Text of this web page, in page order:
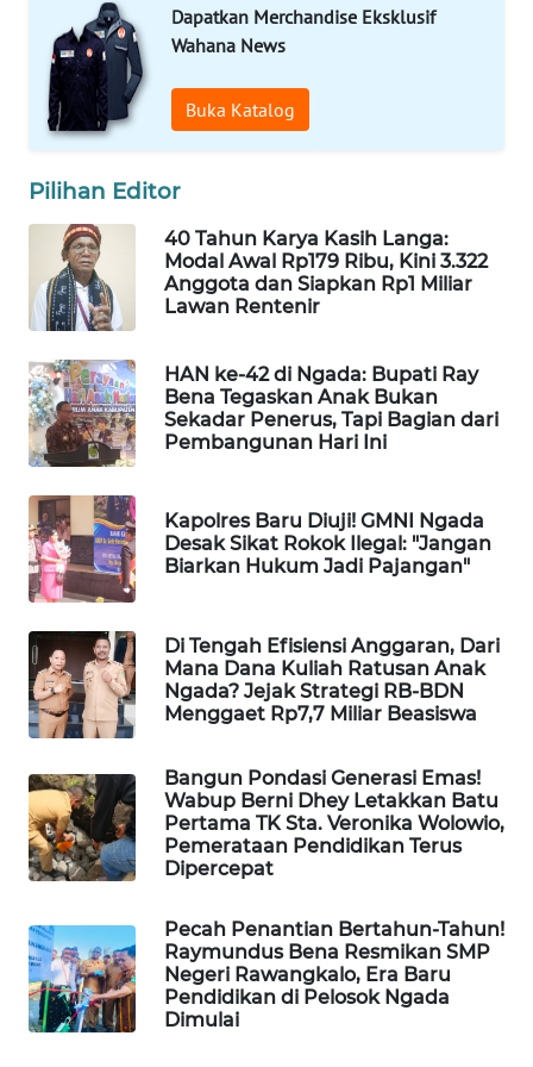
Dapatkan Merchandise Eksklusif
Wahana News
Buka Katalog
Pilihan Editor
40 Tahun Karya Kasih Langa:
Modal Awal Rp179 Ribu, Kini 3.322
Anggota dan Siapkan Rp1 Miliar
Lawan Rentenir
HAN ke-42 di Ngada: Bupati Ray
Bena Tegaskan Anak Bukan
Sekadar Penerus, Tapi Bagian dari
Pembangunan Hari Ini
Kapolres Baru Diuji! GMNI Ngada
Desak Sikat Rokok Ilegal: "Jangan
Biarkan Hukum Jadi Pajangan"
Di Tengah Efisiensi Anggaran, Dari
Mana Dana Kuliah Ratusan Anak
Ngada? Jejak Strategi RB-BDN
Menggaet Rp7,7 Miliar Beasiswa
Bangun Pondasi Generasi Emas!
Wabup Berni Dhey Letakkan Batu
Pertama TK Sta. Veronika Wolowio,
Pemerataan Pendidikan Terus
Dipercepat
Pecah Penantian Bertahun-Tahun!
Raymundus Bena Resmikan SMP
Negeri Rawangkalo, Era Baru
Pendidikan di Pelosok Ngada
Dimulai
WAHANANEWS
NET
WAHANA
SPORT
WAHANA
UMKM
WAHANA
SELEB
WAHANA
PERSONA
WAHANA
OTOMOTIF
WAHANA
WAHANA
DESA
WISATA
LAPAK
WAHANA
Wahana
KONSUMEN
LISTRIK